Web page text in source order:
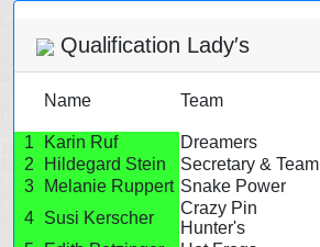
Qualification Lady′s
Name Team
1 Karin Ruf Dreamers
2
Hildegard Stein Secretary & Team
3
Melanie Ruppert Snake Power
4
Susi Kerscher
Crazy Pin
Hunter's